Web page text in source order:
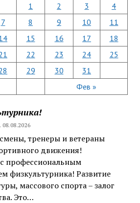
Фев »
1 2 3
4
7 8 9 10
11
15 16 17
18
22 23 24
25
29 30 31
тренеры и ветераны
движения!
профессиональным
физкультурника! Развитие
массового спорта – залог
Это…